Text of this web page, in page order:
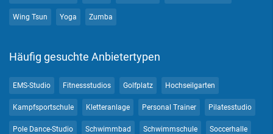
Wing Tsun Yoga Zumba
Häufig gesuchte Anbietertypen
EMS-Studio Fitnessstudios Golfplatz Hochseilgarten
Kampfsportschule Kletteranlage Personal Trainer Pilatesstudio
Pole Dance-Studio Schwimmbad Schwimmschule Soccerhalle